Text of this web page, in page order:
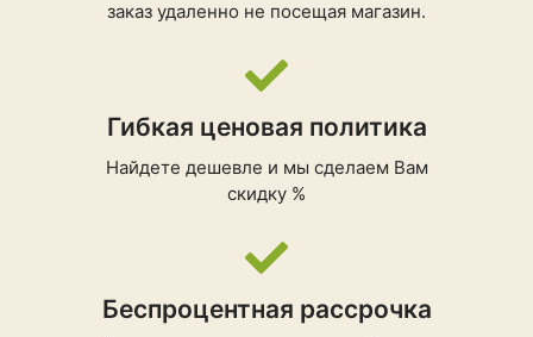
заказ удаленно не посещая магазин.
Гибкая ценовая политика
Найдете дешевле и мы сделаем Вам
скидку %
Беспроцентная рассрочка